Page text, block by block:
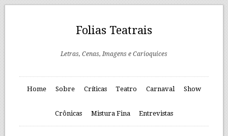
Folias Teatrais
Letras, Cenas, Imagens e Carioquices
Home Sobre Críticas Teatro Carnaval Show
Crônicas Mistura Fina Entrevistas